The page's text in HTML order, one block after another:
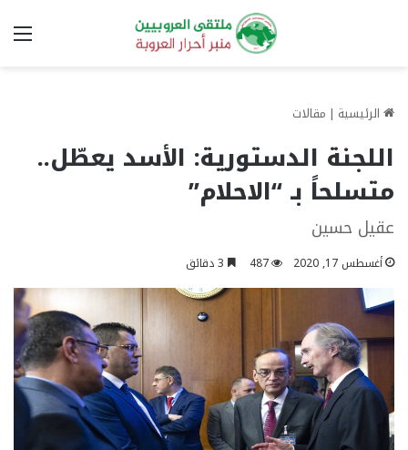
الرئيسية | مقالات
اللجنة الدستورية: الأسد يعطّل..
متسلحاً بـ “الاحلام”
عقيل حسين
أغسطس 17, 2020 487